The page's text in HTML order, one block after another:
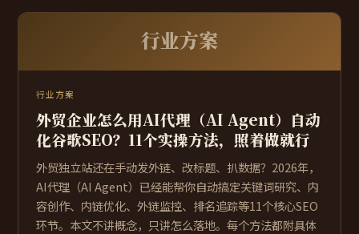
行业方案
行业方案
外贸企业怎么用AI代理（AI Agent）自动
化谷歌SEO？11个实操方法，照着做就行
外贸独立站还在手动发外链、改标题、扒数据？2026年，
AI代理（AI Agent）已经能帮你自动搞定关键词研究、内
容创作、内链优化、外链监控、排名追踪等11个核心SEO
环节。本文不讲概念，只讲怎么落地。每个方法都附具体